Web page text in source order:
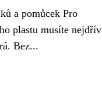
a pomůcek Pro
plastu musíte nejdřív
Bez...